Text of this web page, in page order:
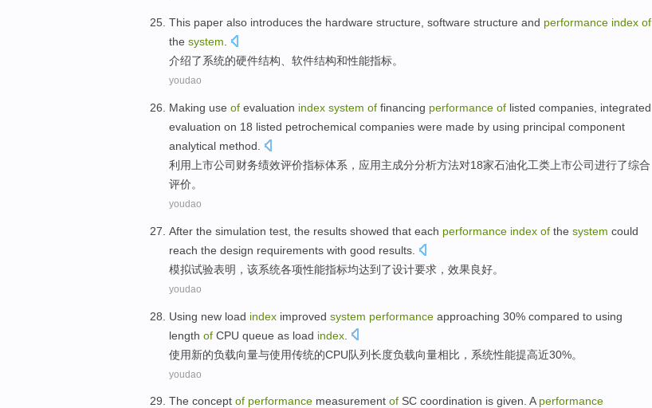
This paper also introduces the hardware structure software structure and performance index of
the system
介绍了系统的硬件结构 软件结构和性能指标。
youdao
Making use of evaluation index system of financing performance of listed companies integrated
evaluation on 18 listed petrochemical companies were made by using principal component
analytical method
利用 上市公司 财务绩效评价指标体系 ， 应用主成分分析方法对18家石油化工类上市公司进行了综合
评价。
youdao
After the simulation test , the results showed that each performance index of the system could
reach the design requirements with good results
模拟试验表明 ， 该系统各项性能指标均达到 了设计要求 ， 效果良好。
youdao
Using new load index improved system performance approaching 30% compared to using
length of CPU queue as load index
使用新的负载向量与使用传统的CPU队列长度负载向量相比 ， 系统性能提高近30%。
youdao
The concept of performance measurement of SC coordination is given. Aperformance